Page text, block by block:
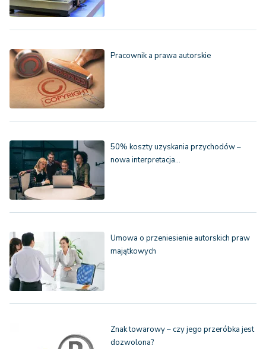
Pracownik a prawa autorskie
50% koszty uzyskania przychodów –
nowa interpretacja…
Umowa o przeniesienie autorskich praw
majątkowych
Znak towarowy – czy jego przeróbka jest
dozwolona?